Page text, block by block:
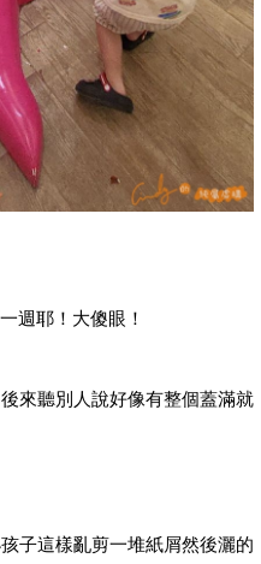
週耶！大傻眼！
來聽別人說好像有整個蓋滿就
子這樣亂剪一堆紙屑然後灑的